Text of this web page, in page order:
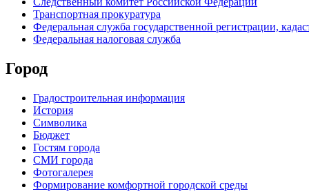
Транспортная прокуратура
Федеральная служба государственной регистрации,
Федеральная налоговая служба
Город
Градостроительная информация
История
Символика
Бюджет
Гостям города
СМИ города
Фотогалерея
Формирование комфортной городской среды